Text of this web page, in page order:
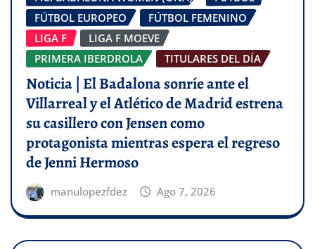
FÚTBOL EUROPEO
FÚTBOL FEMENINO
LIGA F
LIGA F MOEVE
PRIMERA IBERDROLA
TITULARES DEL DÍA
Noticia | El Badalona sonríe ante el
Villarreal y el Atlético de Madrid estrena
su casillero con Jensen como
protagonista mientras espera el regreso
de Jenni Hermoso
manulopezfdez Ago 7, 2026